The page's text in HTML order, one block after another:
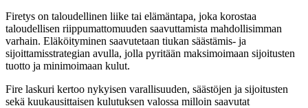
Firetys on taloudellinen liike tai elämäntapa, joka korostaa
taloudellisen riippumattomuuden saavuttamista mahdollisimman
varhain. Eläköityminen saavutetaan tiukan säästämis- ja
sijoittamisstrategian avulla, jolla pyritään maksimoimaan sijoitusten
tuotto ja minimoimaan kulut.
Fire laskuri kertoo nykyisen varallisuuden, säästöjen ja sijoitusten
sekä kuukausittaisen kulutuksen valossa milloin saavutat